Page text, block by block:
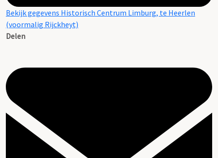
Bekijk gegevens Historisch Centrum Limburg, te Heerlen
(voormalig Rijckheyt)
Delen